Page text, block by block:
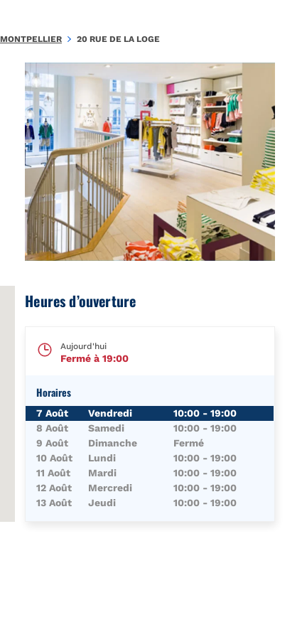
Heures d’ouverture
Aujourd'hui
Fermé à19:00
Horaires
Jour de la SemaineHoraires
7 Août Vendredi 10:00 -19:00
8 Août
Samedi 10:00 -19:00
9 Août
Dimanche
Fermé
10 Août
Lundi 10:00 -19:00
11 Août
Mardi 10:00 -19:00
12 Août
Mercredi 10:00 -19:00
13 Août
Jeudi 10:00 -19:00
MONTPELLIER 20 RUE DE LA LOGE